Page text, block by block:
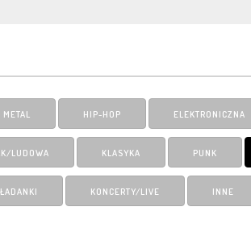
METAL HIP-HOP ELEKTRONICZNA
LUDOWA KLASYKA PUNK
KONCERTY/LIVE INNE